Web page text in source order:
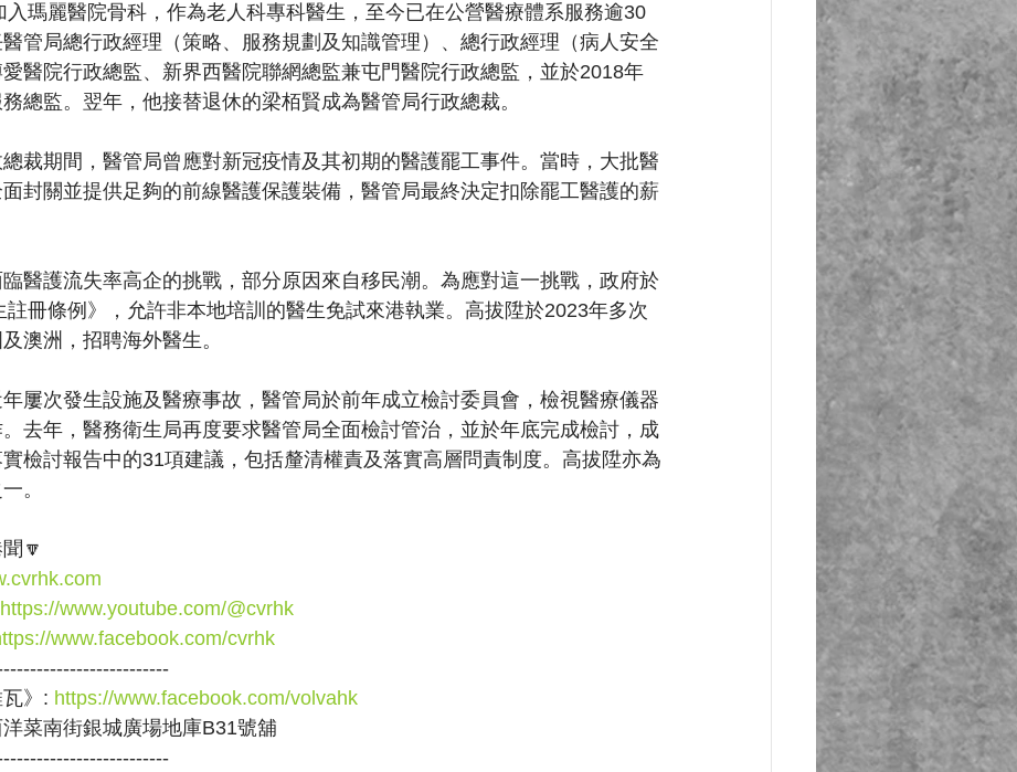
入瑪麗醫院骨科，作為老人科專科醫生，至今已在公營醫療體系服務逾30
管局總行政經理（策略、服務規劃及知識管理）、總行政經理（病人安全
醫院行政總監、新界西醫院聯網總監兼屯門醫院行政總監，並於2018年
總監。翌年，他接替退休的梁栢賢成為醫管局行政總裁。
裁期間，醫管局曾應對新冠疫情及其初期的醫護罷工事件。當時，大批醫
封關並提供足夠的前線醫護保護裝備，醫管局最終決定扣除罷工醫護的薪
醫護流失率高企的挑戰，部分原因來自移民潮。為應對這一挑戰，政府於
註冊條例》，允許非本地培訓的醫生免試來港執業。高拔陞於2023年多次
澳洲，招聘海外醫生。
屢次發生設施及醫療事故，醫管局於前年成立檢討委員會，檢視醫療儀器
去年，醫務衛生局再度要求醫管局全面檢討管治，並於年底完成檢討，成
檢討報告中的31項建議，包括釐清權責及落實高層問責制度。高拔陞亦為
。
🔽
https://www.youtube.com/@cvrhk
www.facebook.com/cvrhk
》: https://www.facebook.com/volvahk
菜南街銀城廣場地庫B31號舖